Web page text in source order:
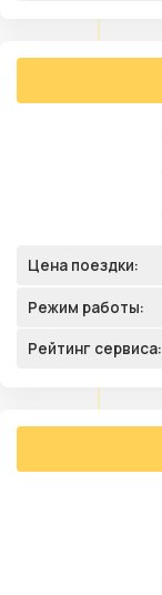
Цена поездки:
Режим работы:
Рейтинг сервиса: